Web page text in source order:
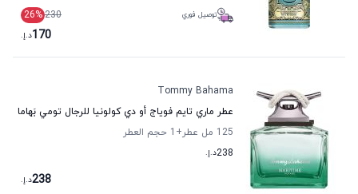
توصيل فوري 230
26%
170د.إ.
Tommy Bahama
عطر ماري تايم فوياج أو دي كولونيا للرجال تومي بَهاما
125 مل عطر
+1
حجم العطر
238د.إ.
238د.إ.